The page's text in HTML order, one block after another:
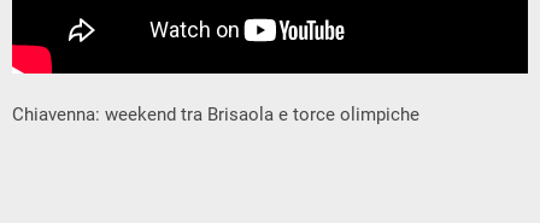
Chiavenna: weekend tra Brisaola e torce olimpiche